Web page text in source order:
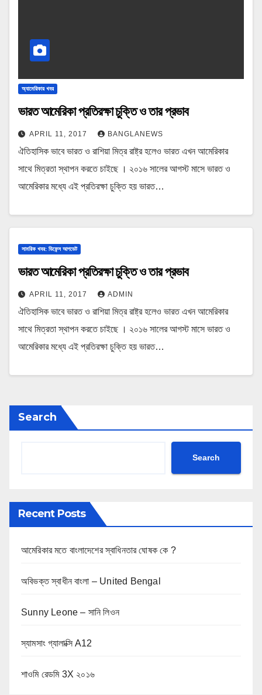
অ্যামেরিকার খবর
ভারত আমেরিকা প্রতিরক্ষা চুক্তি ও তার প্রভাব
APRIL 11, 2017 BANGLANEWS
ঐতিহাসিক ভাবে ভারত ও রাশিয়া মিত্র রাষ্ট্র হলেও ভারত এখন আমেরিকার
সাথে মিত্রতা স্থাপন করতে চাইছে । ২০১৬ সালের আগস্ট মাসে ভারত ও
আমেরিকার মধ্যে এই প্রতিরক্ষা চুক্তি হয় ভারত…
সামরিক খবর: ডিফেন্স আপডেট
ভারত আমেরিকা প্রতিরক্ষা চুক্তি ও তার প্রভাব
APRIL 11, 2017 ADMIN
ঐতিহাসিক ভাবে ভারত ও রাশিয়া মিত্র রাষ্ট্র হলেও ভারত এখন আমেরিকার
সাথে মিত্রতা স্থাপন করতে চাইছে । ২০১৬ সালের আগস্ট মাসে ভারত ও
আমেরিকার মধ্যে এই প্রতিরক্ষা চুক্তি হয় ভারত…
Search
Search
Recent Posts
আমেরিকার মতে বাংলাদেশের স্বাধিনতার ঘোষক কে ?
অবিভক্ত স্বাধীন বাংলা – United Bengal
Sunny Leone – সানি লিওন
স্যামসাং গ্যালাক্সি A12
শাওমি রেডমি 3X ২০১৬